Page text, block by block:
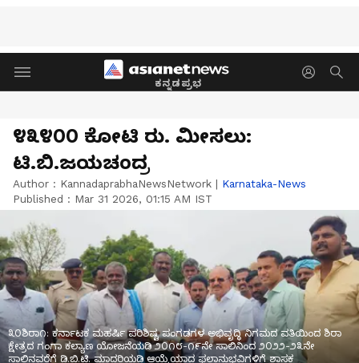
ಕನ್ನಡಪ್ರಭ
೪೩೪೦೦ ಕೋಟಿ ರು. ಮೀಸಲು:
ಟಿ.ಬಿ.ಜಯಚಂದ್ರ
Author : KannadaprabhaNewsNetwork | Karnataka-News
Published : Mar 31 2026, 01:15 AM IST
೩೦ಶಿರಾ೧: ಕರ್ನಾಟಕ ಮಹರ್ಷಿ ಪರಿಶಿಷ್ಟ ಪಂಗಡಗಳ ಅಭಿವೃದ್ಧಿ ನಿಗಮದ ವತಿಯಿಂದ ಶಿರಾ
ಕ್ಷೇತ್ರದ ಗಂಗಾ ಕಲ್ಯಾಣ ಯೋಜನೆಯಡಿ ೨೦೧೮-೧೯ನೇ ಸಾಲಿನಿಂದ ೨೦೨೨-೨೩ನೇ
ಸಾಲಿನವರೆಗೆ ಡಿ.ಬಿ.ಟಿ. ಮಾದರಿಯಡಿ ಆಯ್ಕೆಯಾದ ಫಲಾನುಭವಿಗಳಿಗೆ ಶಾಸಕ